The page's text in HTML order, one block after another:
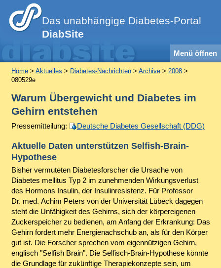
Das unabhängige Diabetes-Portal
DiabSite
Menü öffnen
Home> Aktuelles > Diabetes-Nachrichten> Archive> 2008>
080529e
Warum Übergewicht und Diabetes im
Gehirn entstehen
Pressemitteilung: Deutsche Diabetes Gesellschaft (DDG)
Aktuelle Daten unterstützen Selfish-Brain-
Hypothese
Bisher vermuteten Diabetesforscher die Ursache von
Diabetes mellitus Typ 2 im zunehmenden Wirkungsverlust
des Hormons Insulin, der Insulinresistenz. Für Professor
Dr. med. Achim Peters von der Universität Lübeck dagegen
steht die Unfähigkeit des Gehirns, sich der körpereigenen
Zuckerspeicher zu bedienen, am Anfang der Erkrankung: Das
Gehirn fordert mehr Energienachschub an, als für den Körper
gut ist. Die Forscher sprechen vom eigennützigen Gehirn,
englisch "Selfish Brain". Die Selfisch-Brain-Hypothese könnte
die Grundlage für zukünftige Therapiekonzepte sein, um